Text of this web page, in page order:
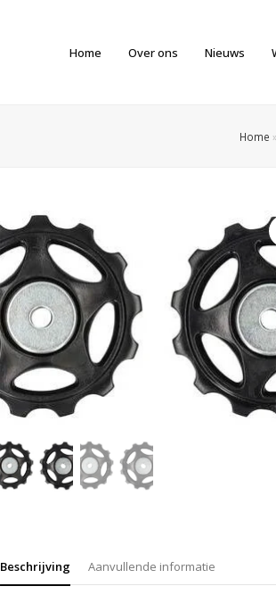
Home Over ons Nieuws
Home »
Beschrijving Aanvullende informatie